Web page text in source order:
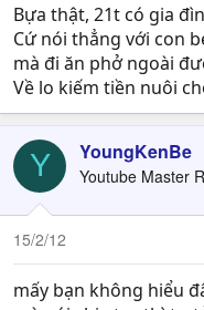
Bựa thật, 21t có gia
Cứ nói thẳng với con
mà đi ăn phở ngoài
Về lo kiếm tiền nuôi
Y YoungKenBe
Youtube Master
15/2/12
mấy bạn không hiểu